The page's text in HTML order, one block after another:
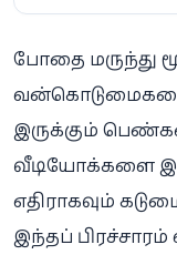
போதை மருந்து
இருக்கும்
வீடியோக்களை
எதிராகவும்
இந்தப் பிரச்சாரம்